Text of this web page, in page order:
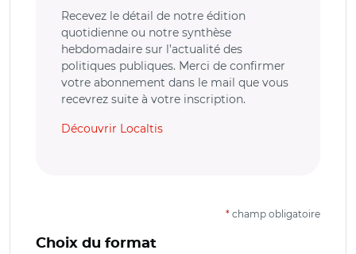
Recevez le détail de notre édition
quotidienne ou notre synthèse
hebdomadaire sur l’actualité des
politiques publiques. Merci de confirmer
votre abonnement dans le mail que vous
recevrez suite à votre inscription.
Découvrir Localtis
* champ obligatoire
Choix du format